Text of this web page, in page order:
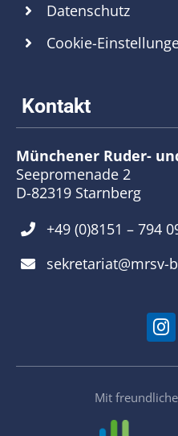
Münchener Ruder-
Seepromenade 2
D-82319 Starnberg
+49 (0)8151 – 794
sekretariat@mrsv-
Datenschutz
Cookie-
Mit